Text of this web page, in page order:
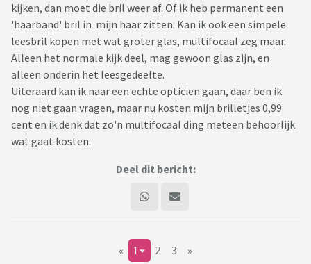
kijken, dan moet die bril weer af. Of ik heb permanent een
'haarband' bril in mijn haar zitten. Kan ik ook een simpele
leesbril kopen met wat groter glas, multifocaal zeg maar.
Alleen het normale kijk deel, mag gewoon glas zijn, en
alleen onderin het leesgedeelte.
Uiteraard kan ik naar een echte opticien gaan, daar ben ik
nog niet gaan vragen, maar nu kosten mijn brilletjes 0,99
cent en ik denk dat zo'n multifocaal ding meteen behoorlijk
wat gaat kosten.
Deel dit bericht:
« 1 2 3 »